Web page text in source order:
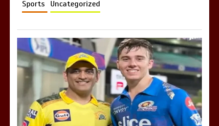
Sports Uncategorized